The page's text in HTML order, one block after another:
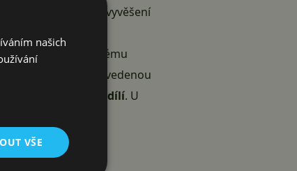
od okamžiku vyvěšení
regulovaného systému
eliminovat uvedenou
to, co skrze ní sdílí. U
funkcích,
týká především
našich
VŠE